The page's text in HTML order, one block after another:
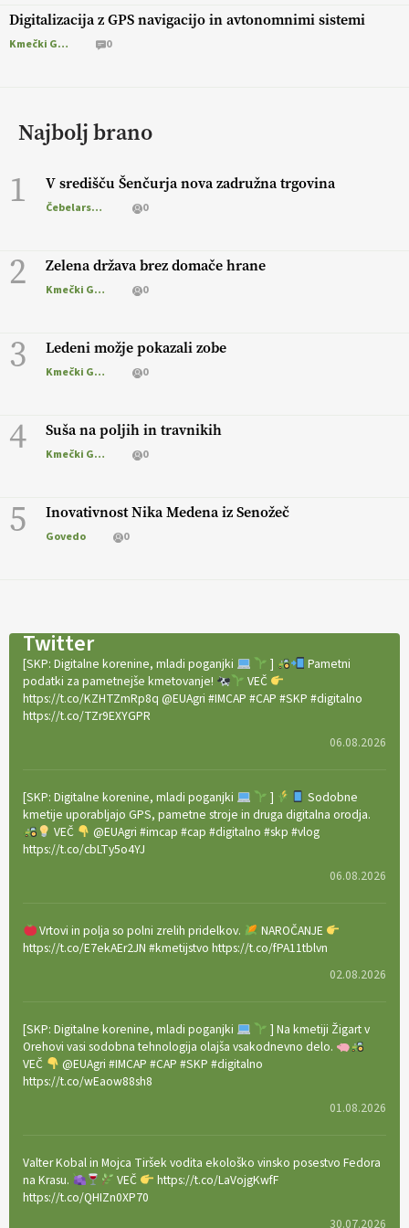
Digitalizacija z GPS navigacijo in avtonomnimi sistemi
Kmečki Glas 0
Najbolj brano
1 V središču Šenčurja nova zadružna trgovina
Čebelarstvo 0
2 Zelena država brez domače hrane
Kmečki Glas 0
3 Ledeni možje pokazali zobe
Kmečki Glas 0
4 Suša na poljih in travnikih
Kmečki Glas 0
5 Inovativnost Nika Medena iz Senožeč
Govedo 0
Twitter
[SKP: Digitalne korenine, mladi poganjki ]
Pametni
podatki za pametnejše kmetovanje!
VEČ
https://t.co/KZHTZmRp8q @EUAgri #IMCAP #CAP #SKP #digitalno
https://t.co/TZr9EXYGPR
06.08.2026
[SKP: Digitalne korenine, mladi poganjki ]
Sodobne
kmetije uporabljajo GPS, pametne stroje in druga digitalna orodja.
VEČ
@EUAgri #imcap #cap #digitalno #skp #vlog
https://t.co/cbLTy5o4YJ
06.08.2026
Vrtovi in polja so polni zrelih pridelkov.
NAROČANJE
https://t.co/E7ekAEr2JN #kmetijstvo https://t.co/fPA11tblvn
02.08.2026
[SKP: Digitalne korenine, mladi poganjki
] Na kmetiji Žigart v
Orehovi vasi sodobna tehnologija olajša vsakodnevno delo.
VEČ
@EUAgri #IMCAP #CAP #SKP #digitalno
https://t.co/wEaow88sh8
01.08.2026
Valter Kobal in Mojca Tiršek vodita ekološko vinsko posestvo Fedora
na Krasu.
VEČ
https://t.co/LaVojgKwfF
https://t.co/QHIZn0XP70
30.07.2026